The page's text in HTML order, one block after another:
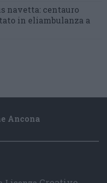
navetta: centauro
in eliambulanza a
Ancona